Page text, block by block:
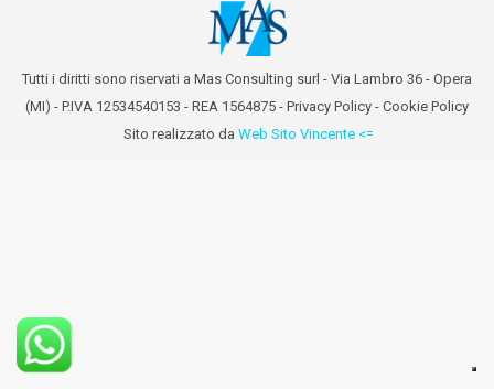
Tutti i diritti sono riservati a Mas Consulting surl - Via Lambro 36 - Opera
(MI) - P.IVA 12534540153 - REA 1564875 - Privacy Policy - Cookie Policy
Sito realizzato da Web Sito Vincente <=